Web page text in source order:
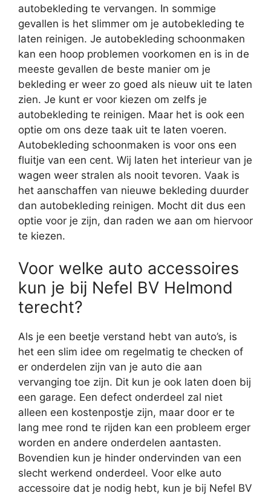
autobekleding te vervangen. In sommige
gevallen is het slimmer om je autobekleding te
laten reinigen. Je autobekleding schoonmaken
kan een hoop problemen voorkomen en is in de
meeste gevallen de beste manier om je
bekleding er weer zo goed als nieuw uit te laten
zien. Je kunt er voor kiezen om zelfs je
autobekleding te reinigen. Maar het is ook een
optie om ons deze taak uit te laten voeren.
Autobekleding schoonmaken is voor ons een
fluitje van een cent. Wij laten het interieur van je
wagen weer stralen als nooit tevoren. Vaak is
het aanschaffen van nieuwe bekleding duurder
dan autobekleding reinigen. Mocht dit dus een
optie voor je zijn, dan raden we aan om hiervoor
te kiezen.
Voor welke auto accessoires
kun je bij Nefel BV Helmond
terecht?
Als je een beetje verstand hebt van auto’s, is
het een slim idee om regelmatig te checken of
er onderdelen zijn van je auto die aan
vervanging toe zijn. Dit kun je ook laten doen bij
een garage. Een defect onderdeel zal niet
alleen een kostenpostje zijn, maar door er te
lang mee rond te rijden kan een probleem erger
worden en andere onderdelen aantasten.
Bovendien kun je hinder ondervinden van een
slecht werkend onderdeel. Voor elke auto
accessoire dat je nodig hebt, kun je bij Nefel BV